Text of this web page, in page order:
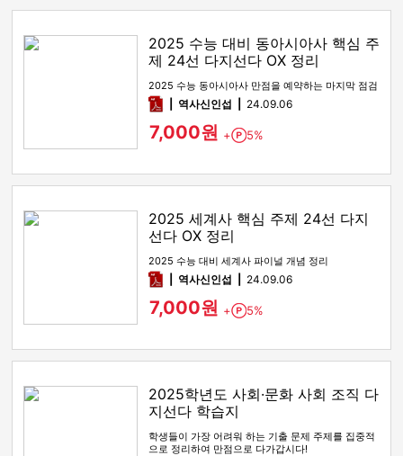
2025 수능 대비 동아시아사 핵심 주
제 24선 다지선다 OX 정리
2025 수능 동아시아사 만점을 예약하는 마지막 점검
pdf역사신인섭 24.09.06
7,000원 + Point
5%
2025 세계사 핵심 주제 24선 다지
선다 OX 정리
2025 수능 대비 세계사 파이널 개념 정리
pdf역사신인섭 24.09.06
7,000원 + Point
5%
2025학년도 사회·문화 사회 조직 다
지선다 학습지
학생들이 가장 어려워 하는 기출 문제 주제를 집중적
으로 정리하여 만점으로 다가갑시다!